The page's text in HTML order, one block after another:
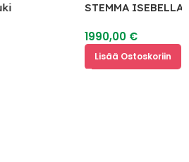
STEMMA
1990,00 €
Lisää Ostoskoriin